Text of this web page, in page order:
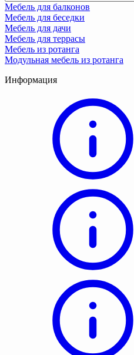
Мебель для балконов
Мебель для беседки
Мебель для дачи
Мебель для террасы
Мебель из ротанга
Модульная мебель из ротанга
Информация